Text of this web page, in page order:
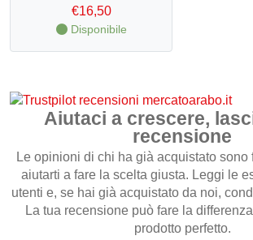
CHI SIAMO
CONTATTI
€16,50
Disponibile
Aiutaci a crescere,
recensione
Le opinioni di chi ha già acquistato sono
aiutarti a fare la scelta giusta. Leggi le
utenti e, se hai già acquistato da noi,
La tua recensione può fare la
prodotto perfetto.